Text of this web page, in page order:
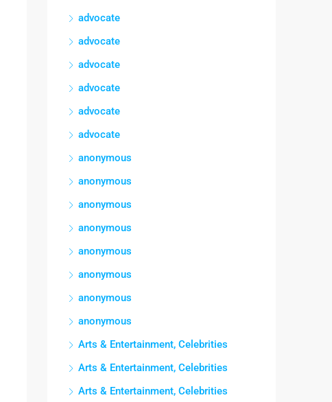
advocate
advocate
advocate
advocate
advocate
advocate
anonymous
anonymous
anonymous
anonymous
anonymous
anonymous
anonymous
anonymous
Arts & Entertainment, Celebrities
Arts & Entertainment, Celebrities
Arts & Entertainment, Celebrities